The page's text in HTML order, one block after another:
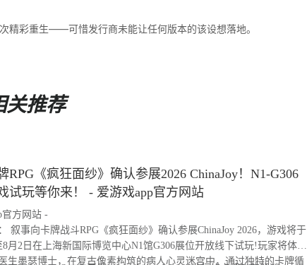
精彩重生——可惜发行商未能让任何版本的该设想落地。
关推荐
RPG《疯狂面纱》确认参展2026 ChinaJoy！N1-G306
试玩等你来！ - 爱游戏app官方网站
官方网站 -
叙事向卡牌战斗RPG《疯狂面纱》确认参展ChinaJoy 2026，游戏将于
8月2日在上海新国际博览中心N1馆G306展位开放线下试玩!玩家将体验
生墨瑟博士，在复古像素构筑的病人心灵迷宫中，通过独特的卡牌循